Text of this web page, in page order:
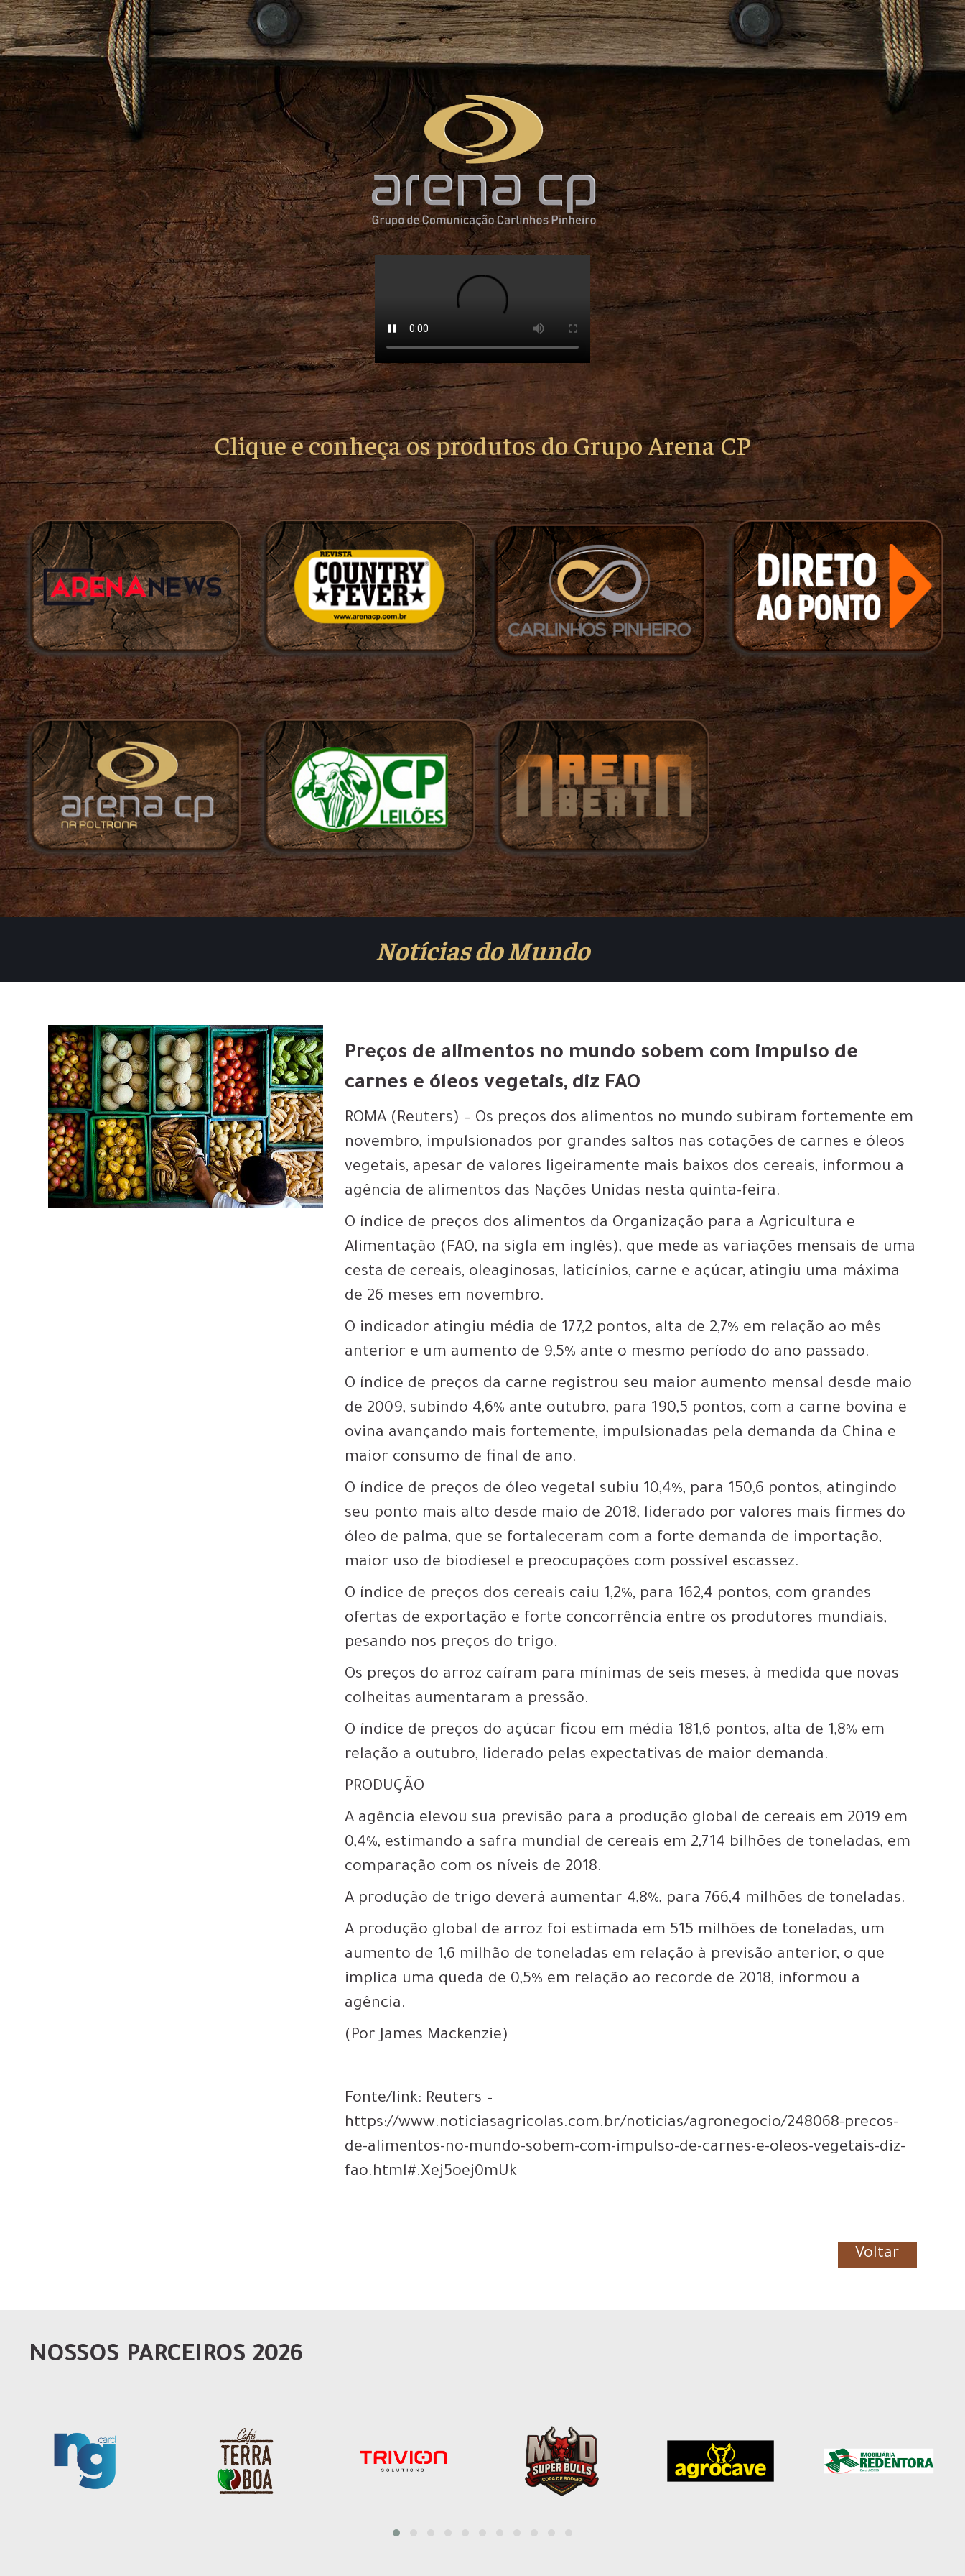
Clique e conheça os produtos do Grupo Arena CP
Notícias do Mundo
Preços de alimentos no mundo sobem com impulso de
carnes e óleos vegetais, diz FAO
ROMA (Reuters) – Os preços dos alimentos no mundo subiram fortemente em
novembro, impulsionados por grandes saltos nas cotações de carnes e óleos
vegetais, apesar de valores ligeiramente mais baixos dos cereais, informou a
agência de alimentos das Nações Unidas nesta quinta-feira.
O índice de preços dos alimentos da Organização para a Agricultura e
Alimentação (FAO, na sigla em inglês), que mede as variações mensais de uma
cesta de cereais, oleaginosas, laticínios, carne e açúcar, atingiu uma máxima
de 26 meses em novembro.
O indicador atingiu média de 177,2 pontos, alta de 2,7% em relação ao mês
anterior e um aumento de 9,5% ante o mesmo período do ano passado.
O índice de preços da carne registrou seu maior aumento mensal desde maio
de 2009, subindo 4,6% ante outubro, para 190,5 pontos, com a carne bovina e
ovina avançando mais fortemente, impulsionadas pela demanda da China e
maior consumo de final de ano.
O índice de preços de óleo vegetal subiu 10,4%, para 150,6 pontos, atingindo
seu ponto mais alto desde maio de 2018, liderado por valores mais firmes do
óleo de palma, que se fortaleceram com a forte demanda de importação,
maior uso de biodiesel e preocupações com possível escassez.
O índice de preços dos cereais caiu 1,2%, para 162,4 pontos, com grandes
ofertas de exportação e forte concorrência entre os produtores mundiais,
pesando nos preços do trigo.
Os preços do arroz caíram para mínimas de seis meses, à medida que novas
colheitas aumentaram a pressão.
O índice de preços do açúcar ficou em média 181,6 pontos, alta de 1,8% em
relação a outubro, liderado pelas expectativas de maior demanda.
PRODUÇÃO
A agência elevou sua previsão para a produção global de cereais em 2019 em
0,4%, estimando a safra mundial de cereais em 2,714 bilhões de toneladas, em
comparação com os níveis de 2018.
A produção de trigo deverá aumentar 4,8%, para 766,4 milhões de toneladas.
A produção global de arroz foi estimada em 515 milhões de toneladas, um
aumento de 1,6 milhão de toneladas em relação à previsão anterior, o que
implica uma queda de 0,5% em relação ao recorde de 2018, informou a
agência.
(Por James Mackenzie)
Fonte/link: Reuters –
https://www.noticiasagricolas.com.br/noticias/agronegocio/248068-precos-
de-alimentos-no-mundo-sobem-com-impulso-de-carnes-e-oleos-vegetais-diz-
fao.html#.Xej5oej0mUk
Voltar
NOSSOS PARCEIROS 2026